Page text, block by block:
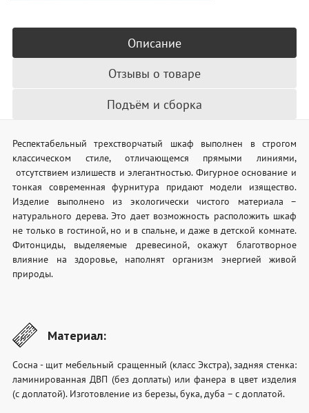
Описание
Отзывы о товаре
Подъём и сборка
Респектабельный трехстворчатый шкаф выполнен в строгом
классическом стиле, отличающемся прямыми линиями,
отсутствием излишеств и элегантностью. Фигурное основание и
тонкая современная фурнитура придают модели изящество.
Изделие выполнено из экологически чистого материала –
натурального дерева. Это дает возможность расположить шкаф
не только в гостиной, но и в спальне, и даже в детской комнате.
Фитонциды, выделяемые древесиной, окажут благотворное
влияние на здоровье, наполнят организм энергией живой
природы.
Материал:
Сосна - щит мебельный сращенный (класс Экстра), задняя стенка:
ламинированная ДВП (без доплаты) или фанера в цвет изделия
(с доплатой). Изготовление из березы, бука, дуба – с доплатой.